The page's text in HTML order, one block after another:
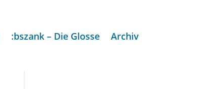
:bszank – Die Glosse Archiv